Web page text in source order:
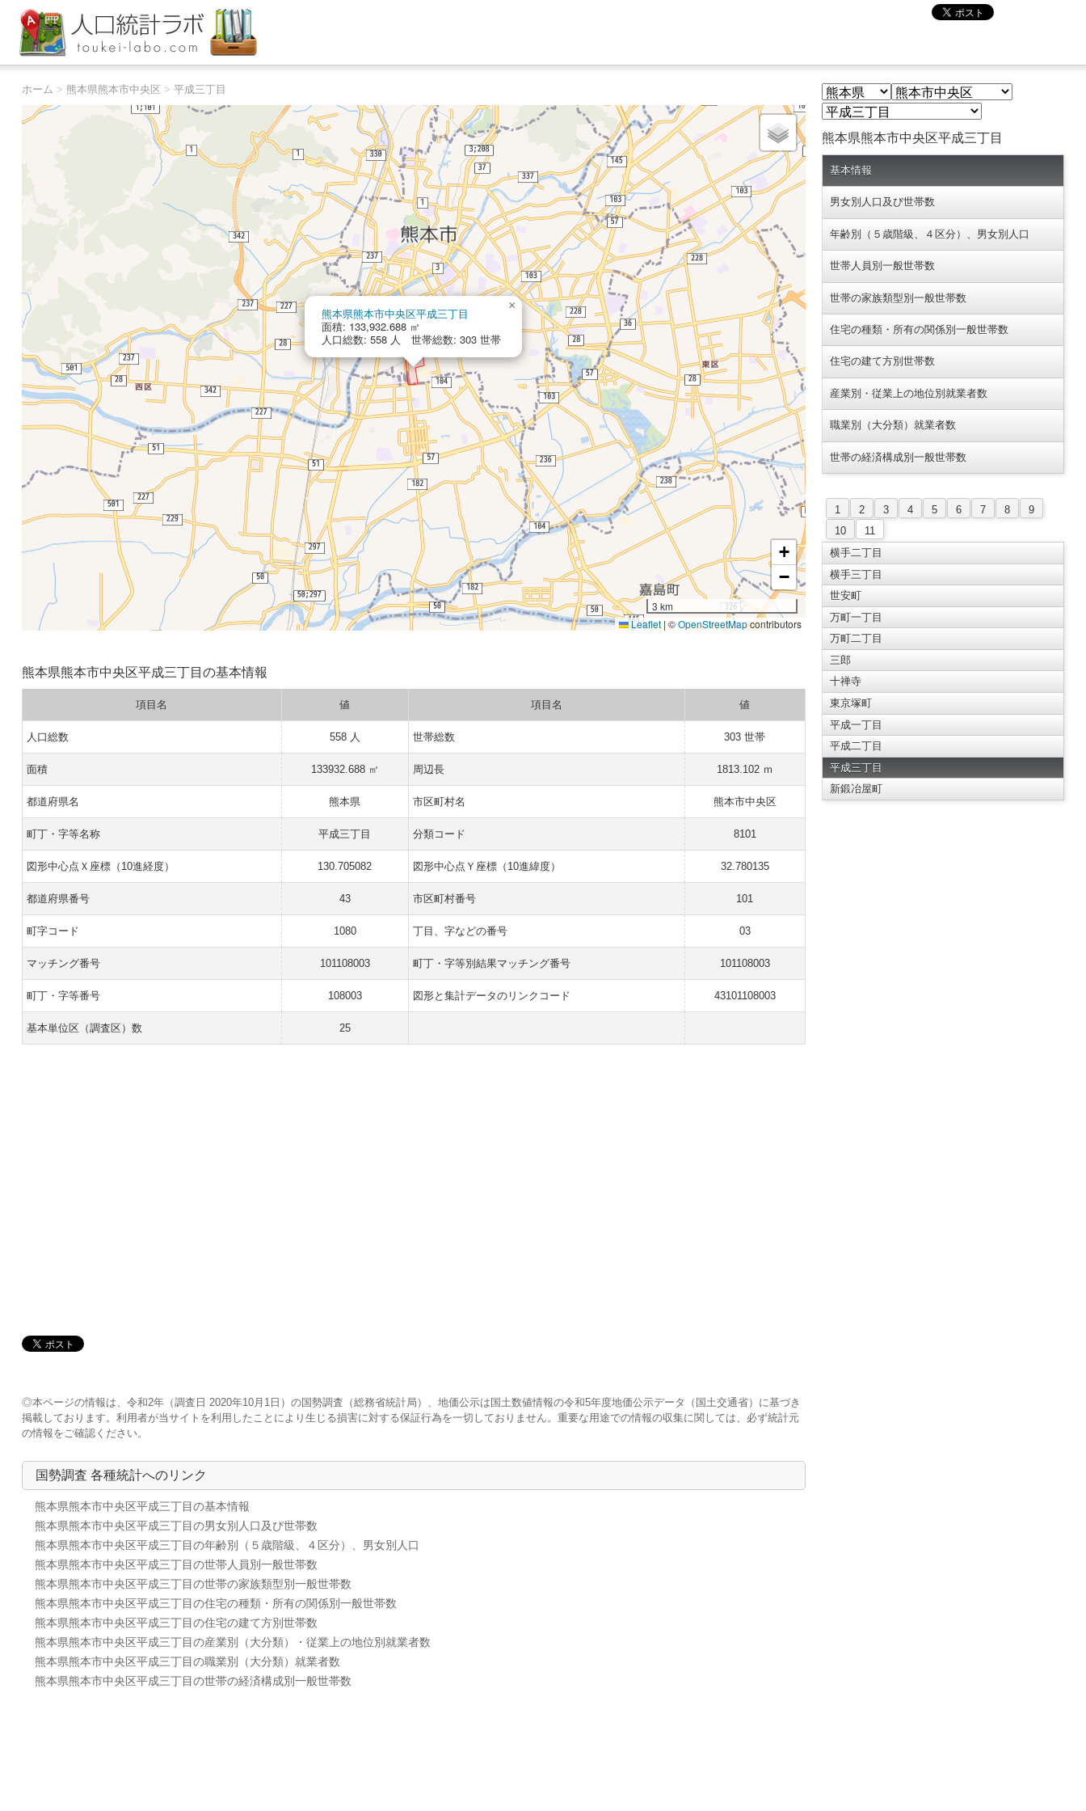
ホーム > 熊本県熊本市中央区 > 平成三丁目
熊本県熊本市中央区平成三丁目
面積: 133,932.688 ㎡
人口総数: 558 人 世帯総数: 303 世帯
×
+
−
3 km
Leaflet | ©OpenStreetMapcontributors
熊本県熊本市中央区平成三丁目の基本情報
項目名 値 項目名 値
人口総数 558 人 世帯総数 303 世帯
面積 133932.688 ㎡ 周辺長 1813.102 ｍ
都道府県名 熊本県 市区町村名 熊本市中央区
町丁・字等名称 平成三丁目 分類コード 8101
図形中心点Ｘ座標（10進経度） 130.705082 図形中心点Ｙ座標（10進緯度） 32.780135
都道府県番号 43 市区町村番号 101
町字コード 1080 丁目、字などの番号 03
マッチング番号 101108003 町丁・字等別結果マッチング番号 101108003
町丁・字等番号 108003 図形と集計データのリンクコード 43101108003
基本単位区（調査区）数 25
◎本ページの情報は、令和2年（調査日 2020年10月1日）の国勢調査（総務省統計局）、地価公示は国土数値情報の令和5年度地価公示データ（国土交通省）に基づき
掲載しております。利用者が当サイトを利用したことにより生じる損害に対する保証行為を一切しておりません。重要な用途での情報の収集に関しては、必ず統計元
の情報をご確認ください。
国勢調査 各種統計へのリンク
熊本県熊本市中央区平成三丁目の基本情報
熊本県熊本市中央区平成三丁目の男女別人口及び世帯数
熊本県熊本市中央区平成三丁目の年齢別（５歳階級、４区分）、男女別人口
熊本県熊本市中央区平成三丁目の世帯人員別一般世帯数
熊本県熊本市中央区平成三丁目の世帯の家族類型別一般世帯数
熊本県熊本市中央区平成三丁目の住宅の種類・所有の関係別一般世帯数
熊本県熊本市中央区平成三丁目の住宅の建て方別世帯数
熊本県熊本市中央区平成三丁目の産業別（大分類）・従業上の地位別就業者数
熊本県熊本市中央区平成三丁目の職業別（大分類）就業者数
熊本県熊本市中央区平成三丁目の世帯の経済構成別一般世帯数
熊本県熊本市中央区平成三丁目
基本情報
男女別人口及び世帯数
年齢別（５歳階級、４区分）、男女別人口
世帯人員別一般世帯数
世帯の家族類型別一般世帯数
住宅の種類・所有の関係別一般世帯数
住宅の建て方別世帯数
産業別・従業上の地位別就業者数
職業別（大分類）就業者数
世帯の経済構成別一般世帯数
1 2 3 4 5 6 7 8
9
10
11
横手二丁目
横手三丁目
世安町
万町一丁目
万町二丁目
三郎
十禅寺
東京塚町
平成一丁目
平成二丁目
平成三丁目
新鍛冶屋町